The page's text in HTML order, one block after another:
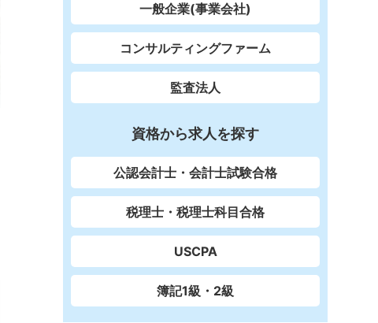
一般企業(事業会社)
コンサルティングファーム
監査法人
資格から求人を探す
公認会計士・会計士試験合格
税理士・税理士科目合格
USCPA
簿記1級・2級